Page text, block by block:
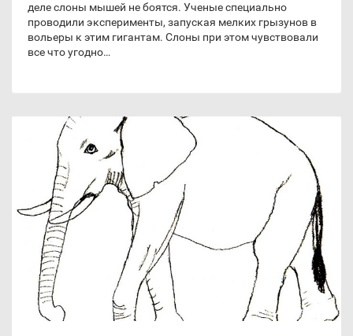
деле слоны мышей не боятся. Ученые специально
проводили эксперименты, запуская мелких грызунов в
вольеры к этим гигантам. Слоны при этом чувствовали
все что угодно…